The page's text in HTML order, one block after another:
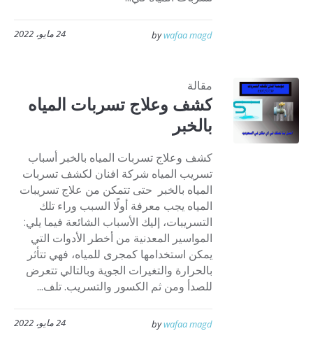
24 مايو، 2022 bywafaa magd
مقالة
كشف وعلاج تسربات المياه
بالخبر
كشف وعلاج تسربات المياه بالخبر أسباب
تسريب المياه شركة افنان لكشف تسربات
المياه بالخبر حتى تتمكن من علاج تسريبات
المياه يجب معرفة أولًا السبب وراء تلك
التسريبات، إليك الأسباب الشائعة فيما يلي:
المواسير المعدنية من أخطر الأدوات التي
يمكن استخدامها كمجرى للمياه، فهي تتأثر
بالحرارة والتغيرات الجوية وبالتالي تتعرض
للصدأ ومن ثم الكسور والتسريب. تلف...
24 مايو، 2022 bywafaa magd